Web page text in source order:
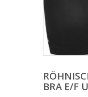
BRA E/F